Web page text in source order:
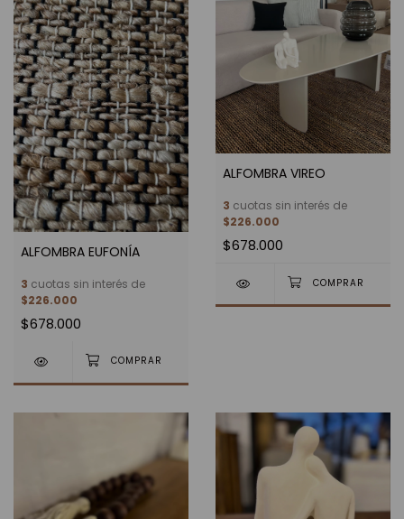
ALFOMBRA EUFONÍA
3 cuotas sin interés de
$226.000
$678.000
ALFOMBRA VIREO
3 cuotas sin interés de
$226.000
$678.000